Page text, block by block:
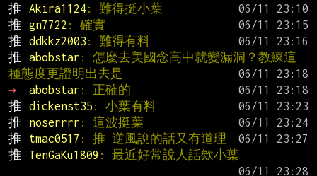
推
Akira1124: 難得挺小葉
推
gn7722 : 確實
推
ddkkz2003 : 難得有料
推
abobstar : 怎麼去美國念高中就變漏洞？教練這
種態度更證明出去是
→
abobstar : 正確的
推
dickenst35 : 小葉有料
推
noserrrr : 這波挺葉
推
tmac0517 : 推 逆風說的話又有道理
推
TenGaKu1809 : 最近好常說人話欸小葉